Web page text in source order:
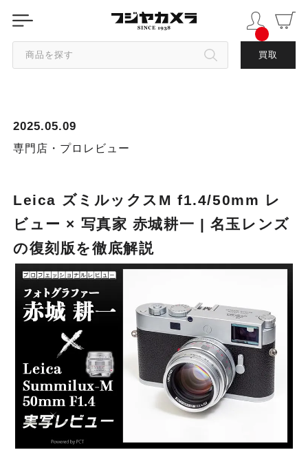
商品を探す 買取
2025.05.09
専門店・プロレビュー
Leica ズミルックスM f1.4/50mm レ
ビュー × 写真家 赤城耕一 | 名玉レンズ
の復刻版を徹底解説